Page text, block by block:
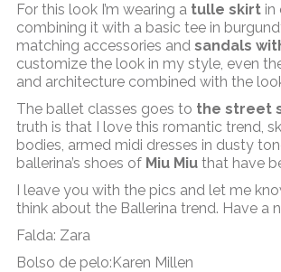
For this look I’m wearing a tulle skirt in
combining it with a basic tee in
matching accessories and sandals
customize the look in my style, even
and architecture combined with the
The ballet classes goes to the street
truth is that I love this romantic trend,
bodies, armed midi dresses in dusty
ballerina’s shoes of Miu Miuthat have
I leave you with the pics and let me
think about the Ballerina trend. Have a
Falda: Zara
Bolso de pelo:Karen Millen